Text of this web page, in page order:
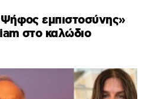
εμπιστοσύνης»
στο καλώδιο